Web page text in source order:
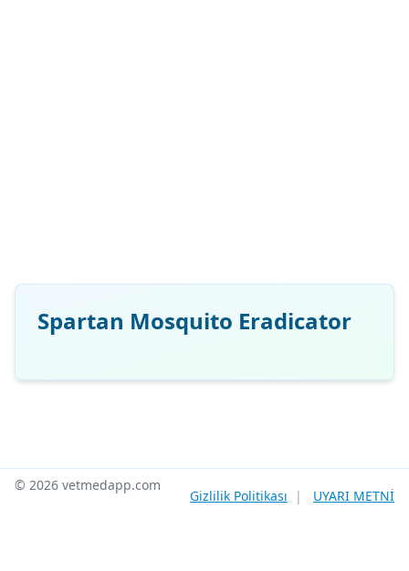
Spartan Mosquito Eradicator
© 2026 vetmedapp.com
Gizlilik Politikası | UYARI METNİ